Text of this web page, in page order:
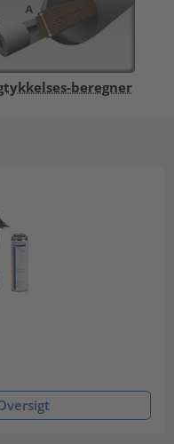
beregner